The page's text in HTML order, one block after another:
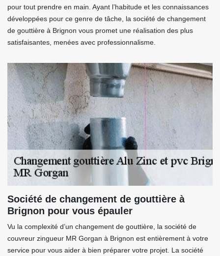
pour tout prendre en main. Ayant l’habitude et les connaissances
développées pour ce genre de tâche, la société de changement
de gouttière à Brignon vous promet une réalisation des plus
satisfaisantes, menées avec professionnalisme.
Société de changement de gouttière à
Brignon pour vous épauler
Vu la complexité d’un changement de gouttière, la société de
couvreur zingueur MR Gorgan à Brignon est entièrement à votre
service pour vous aider à bien préparer votre projet. La société